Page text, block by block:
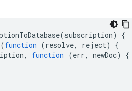
(subscription)
{
(function (resolve, reject)
{
, function (err, newDoc)
{